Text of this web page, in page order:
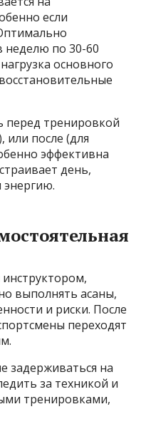
если
неделю по 30-60
основного
перед тренировкой
или после (для
эффективна
день,
выполнять асаны,
и риски. После
переходят
задерживаться на
за техникой и
тренировками,